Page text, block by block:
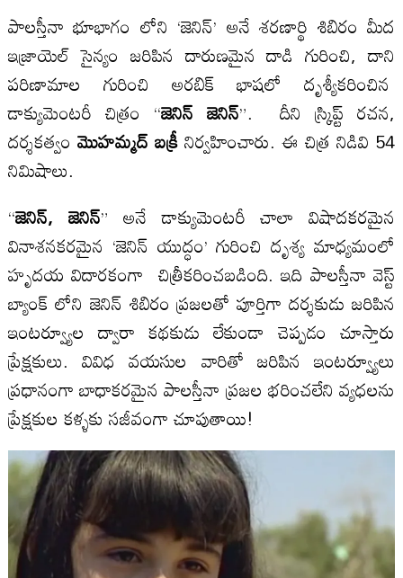
పాలస్తీనా భూభాగం లోని ‘జెనిన్’ అనే శరణార్థి శిబిరం మీద
ఇజ్రాయెల్ సైన్యం జరిపిన దారుణమైన దాడి గురించి, దాని
పరిణామాల గురించి అరబిక్ భాషలో దృశ్యీకరించిన
డాక్యుమెంటరీ చిత్రం “జెనిన్ జెనిన్”. దీని స్క్రిప్ట్ రచన,
దర్శకత్వం మొహమ్మద్ బక్రీనిర్వహించారు. ఈ చిత్ర నిడివి 54
నిమిషాలు.
“జెనిన్, జెనిన్” అనే డాక్యుమెంటరీ చాలా విషాదకరమైన
వినాశనకరమైన ‘జెనిన్ యుద్ధం’ గురించి దృశ్య మాధ్యమంలో
హృదయ విదారకంగా చిత్రీకరించబడింది. ఇది పాలస్తీనా వెస్ట్
బ్యాంక్ లోని జెనిన్ శిబిరం ప్రజలతో పూర్తిగా దర్శకుడు జరిపిన
ఇంటర్వ్యూల ద్వారా కథకుడు లేకుండా చెప్పడం చూస్తారు
ప్రేక్షకులు. వివిధ వయసుల వారితో జరిపిన ఇంటర్వ్యూలు
ప్రధానంగా బాధాకరమైన పాలస్తీనా ప్రజల భరించలేని వ్యధలను
ప్రేక్షకుల కళ్ళకు సజీవంగా చూపుతాయి!